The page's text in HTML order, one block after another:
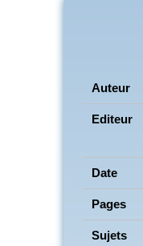
Auteur
Editeur
Date
Pages
Sujets